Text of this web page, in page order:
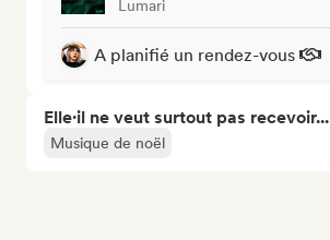
Lumari
A planifié un rendez-vous
Elle·il ne veut surtout pas recevoir...
Musique de noël